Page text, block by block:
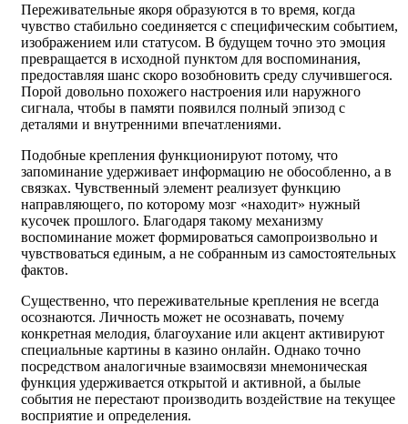
Переживательные якоря образуются в то время, когда
чувство стабильно соединяется с специфическим событием,
изображением или статусом. В будущем точно это эмоция
превращается в исходной пунктом для воспоминания,
предоставляя шанс скоро возобновить среду случившегося.
Порой довольно похожего настроения или наружного
сигнала, чтобы в памяти появился полный эпизод с
деталями и внутренними впечатлениями.
Подобные крепления функционируют потому, что
запоминание удерживает информацию не обособленно, а в
связках. Чувственный элемент реализует функцию
направляющего, по которому мозг «находит» нужный
кусочек прошлого. Благодаря такому механизму
воспоминание может формироваться самопроизвольно и
чувствоваться единым, а не собранным из самостоятельных
фактов.
Существенно, что переживательные крепления не всегда
осознаются. Личность может не осознавать, почему
конкретная мелодия, благоухание или акцент активируют
специальные картины в казино онлайн. Однако точно
посредством аналогичные взаимосвязи мнемоническая
функция удерживается открытой и активной, а былые
события не перестают производить воздействие на текущее
восприятие и определения.